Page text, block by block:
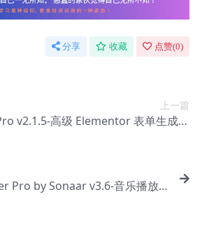
分享 收藏 点赞(0)
上一篇
v2.1.5-高级 Elementor 表单生成器
Pro by Sonaar v3.6-音乐播放